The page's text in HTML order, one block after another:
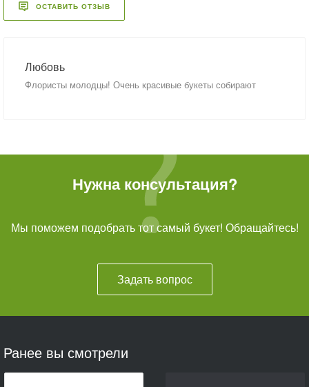
ОСТАВИТЬ ОТЗЫВ
Любовь
Флористы молодцы! Очень красивые букеты собирают
Нужна консультация?
Мы поможем подобрать тот самый букет! Обращайтесь!
Задать вопрос
Ранее вы смотрели